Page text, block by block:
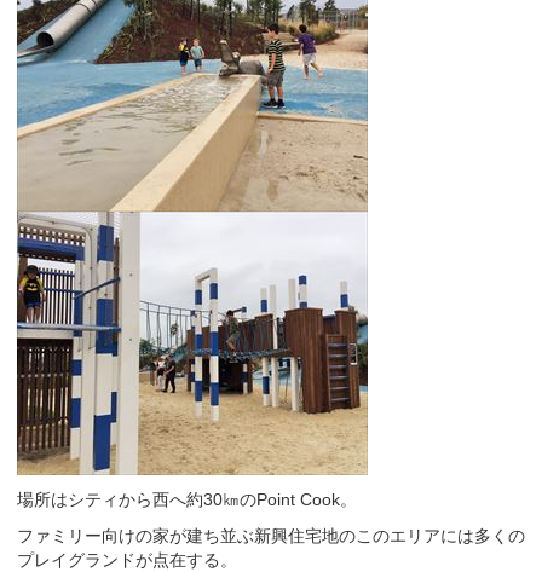
場所はシティから西へ約30㎞のPoint Cook。
ファミリー向けの家が建ち並ぶ新興住宅地のこのエリアには多くの
プレイグランドが点在する。